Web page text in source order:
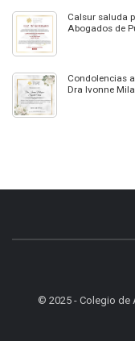
Calsur saluda
Abogados de
Condolencias
Dra Ivonne
© 2025 - Colegio de